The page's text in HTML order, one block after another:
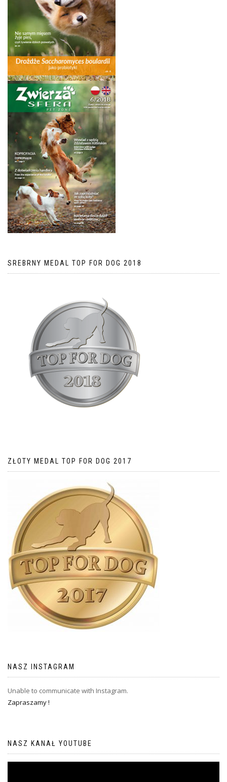
SREBRNY MEDAL TOP FOR DOG 2018
ZŁOTY MEDAL TOP FOR DOG 2017
NASZ INSTAGRAM
Unable to communicate with Instagram.
Zapraszamy !
NASZ KANAŁ YOUTUBE